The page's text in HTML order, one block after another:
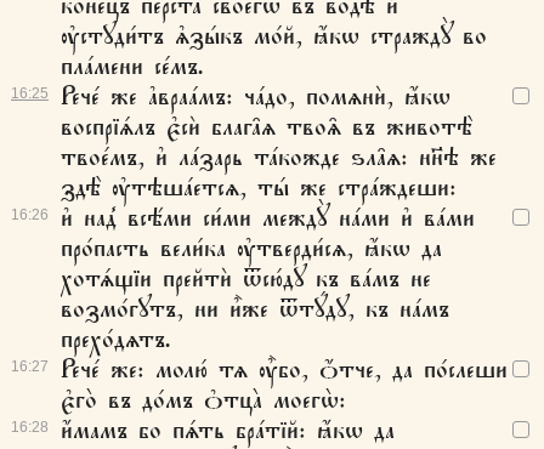
16:25
16:26
16:27
16:28
ᲂу҆стꙋди́тъ ѧ҆зы́къ мо́й, ꙗ҆́кѡ страждꙋ̀ во
пла́мени се́мъ.
Рече́ же а҆враа́мъ: ча́до, помѧнѝ, ꙗ҆́кѡ
воспрїѧ́лъ є҆сѝ блага̑ѧ твоѧ̑ въ животѣ̀
твое́мъ, и҆ ла́зарь та́кожде ѕла̑ѧ: нн҃ѣ же
здѣ̀ ᲂу҆тѣша́етсѧ, ты́ же стра́ждеши:
и҆ над̾ всѣ́ми си́ми междꙋ̀ на́ми и҆ ва́ми
про́пасть вели́ка ᲂу҆тверди́сѧ, ꙗ҆́кѡ да
хотѧ́щїи прейтѝ ѿсю́дꙋ къ ва́мъ не
возмо́гꙋтъ, ни и҆̀же ѿтꙋ́дꙋ, къ на́мъ
прехо́дѧтъ.
Рече́ же: молю́ тѧ ᲂу҆̀бо, ѻ҆́тче, да по́слеши
є҆го̀ въ до́мъ ѻ҆тца̀ моегѡ̀:
и҆́мамъ бо пѧ́ть бра́тїй: ꙗ҆́кѡ да